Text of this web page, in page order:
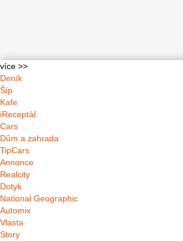
více >>
Deník
Šíp
Kafe
iReceptář
Cars
Dům a zahrada
TipCars
Annonce
Realcity
Dotyk
National Geographic
Automix
Vlasta
Story